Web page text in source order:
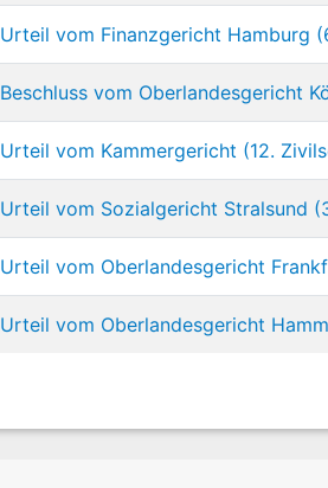
Urteil vom Finanzgericht Hamburg
Beschluss vom Oberlandesgericht
Urteil vom Kammergericht (12.
Urteil vom Sozialgericht Stralsund
Urteil vom Oberlandesgericht
Urteil vom Oberlandesgericht